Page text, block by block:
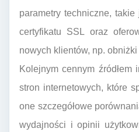
parametry techniczne,
certyfikatu SSL oraz
nowych klientów, np.
Kolejnym cennym
stron internetowych, które
one szczegółowe
wydajności i opinii